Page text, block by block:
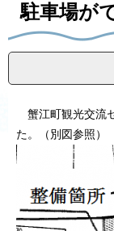
駐車場が
蟹江町観光交流
た。（別図参照）